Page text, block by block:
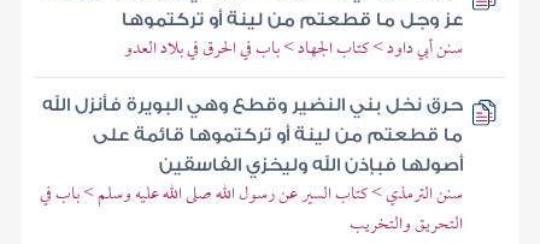
عز وجل ما قطعتم من لينة أو تركتموها
سنن أبي داود > كتاب الجهاد > باب في الحرق في بلاد العدو
حرق نخل بني النضير وقطع وهي البويرة فأنزل الله
ما قطعتم من لينة أو تركتموها قائمة على
أصولها فبإذن الله وليخزي الفاسقين
سنن الترمذي > كتاب السير عن رسول الله صلى الله عليه وسلم > باب في
التحريق والتخريب